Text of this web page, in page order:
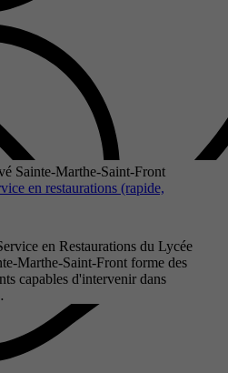
Sainte-Marthe-Saint-Front
en restaurations (rapide,
en Restaurations du Lycée
Marthe-Saint-Front forme des
capables d'intervenir dans